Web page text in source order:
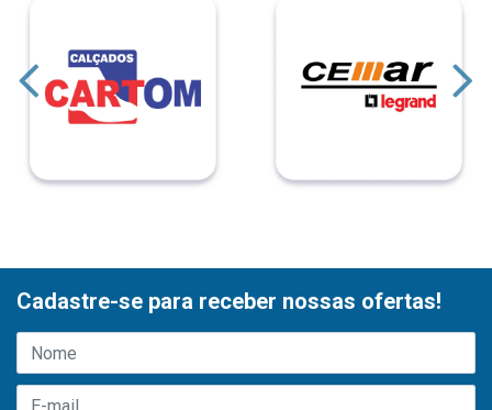
Cadastre-se para receber nossas ofertas!